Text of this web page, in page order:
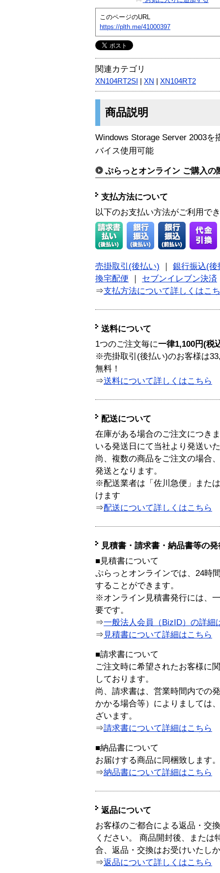
このページのURL
https://plth.me/41000397
関連カテゴリ
XN104RT2SI XN XN104RT2
商品説明
Windows Storage Server 2003を
バイス使用可能
ぷらっとオンライン ご購入の
支払方法について
以下のお支払い方法がご利用で
売掛取引(後払い)
銀行振込(後
換宅配便
セブンイレブン決済
⇒支払方法について詳しくはこ
送料について
1つのご注文毎に一律1,100円(税
※売掛取引(後払い)のお客様は
無料！
⇒送料について詳しくはこちら
配送について
在庫がある場合のご注文につき
いる発送日にて当社より発送い
尚、複数の商品をご注文の場合
発送となります。
※配送業者は「佐川急便」また
けます
⇒配送について詳しくはこちら
見積書・請求書・納品書等の
■見積書について
ぷらっとオンラインでは、24時
することができます。
※オンライン見積書発行には、
要です。
⇒一般法人会員（BizID）の詳細
⇒ 見積書について詳細はこちら
■請求書について
ご注文時に希望されたお客様に
しております。
尚、請求書は、営業時間内での
かかる場合等）によりましては
ざいます。
⇒請求書について詳細はこちら
■納品書について
お届けする商品に同梱致します。
⇒納品書について詳細はこちら
返品について
お客様のご都合による返品・交
ください。 商品開封後、または
合、返品・交換はお受けいたし
⇒返品について詳しくはこちら